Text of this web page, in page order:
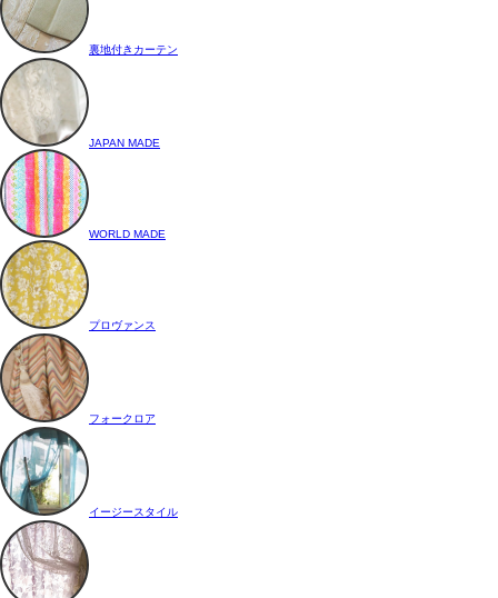
裏地付きカーテン
JAPAN MADE
WORLD MADE
プロヴァンス
フォークロア
イージースタイル